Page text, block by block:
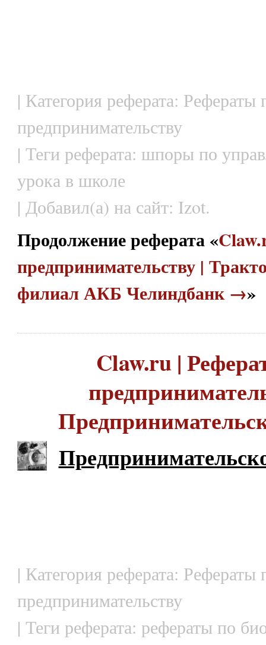
| Категория реферата: Рефераты
предпринимательству
| Теги реферата: шпоры по
урока в школе
| Добавил(а) на сайт: Izot.
Продолжение реферата «
предпринимательству |
филиал АКБ Челиндбанк →»
Claw.ru |
| Категория реферата: Рефераты
предпринимательству
| Теги реферата: рефераты по